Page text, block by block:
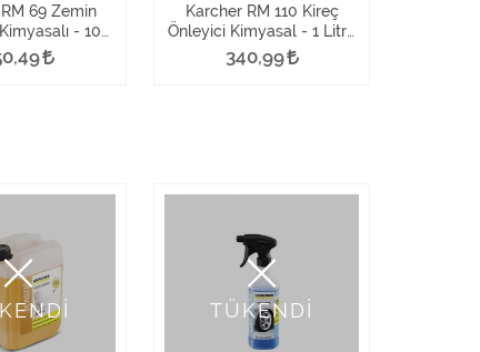
69 Zemin
- 10
Litre
Karcher RM 110 Kireç
Önleyici Kimyasal - 1 Litre
Kartuş Şişe
340,99
TÜKENDİ